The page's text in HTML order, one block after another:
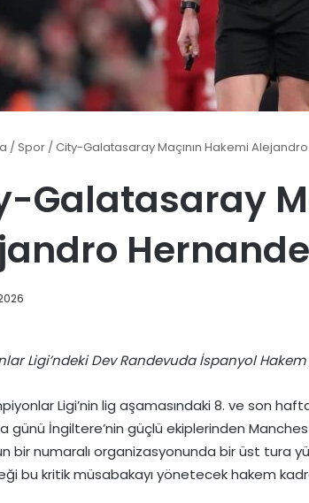
/Spor /City-Galatasaray Maçının Hakemi
Galatasaray
Ligi’ndeki Dev Randevuda İspanyol
Ligi’nin lig aşamasındaki 8. ve son
günü İngiltere’nin güçlü ekiplerinden
bir numaralı organizasyonunda bir üst tura
bu kritik müsabakayı yönetecek hakem